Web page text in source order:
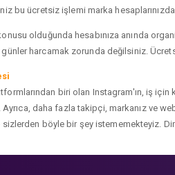
bu ücretsiz işlemi marka
olduğunda hesabınıza anında
harcamak zorunda değilsiniz.
biri olan Instagram'ın, iş
daha fazla takipçi, markanız ve
böyle bir şey istememekteyiz.